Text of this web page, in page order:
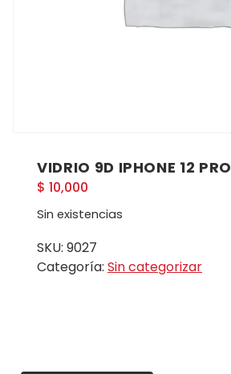
VIDRIO 9D IPHONE 12 PRO
$ 10,000
Sin existencias
SKU: 9027
Categoría: Sin categorizar